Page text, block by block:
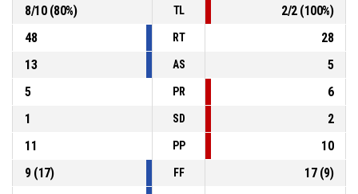
8/10(80%) TL 2/2(100%)
48
RT
28
13
AS
5
5
PR
6
1
SD
2
11
PP
10
9(17) FF 17(9)